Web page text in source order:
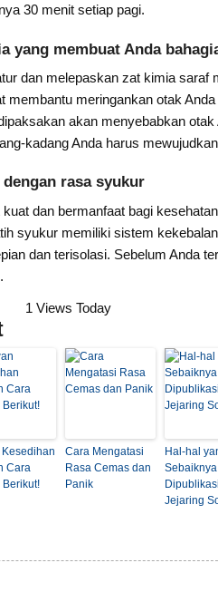
30 menit setiap pagi.
yang membuat Anda
dan melepaskan zat kimia
membantu meringankan otak
akan menyebabkan
kadang Anda harus
rasa syukur
dan bermanfaat bagi
syukur memiliki sistem
dan terisolasi. Sebelum Anda
1 Views Today
Kesedihan
Cara
Berikut!
Cara Mengatasi
Rasa Cemas dan
Panik
Hal-hal
Jejaring